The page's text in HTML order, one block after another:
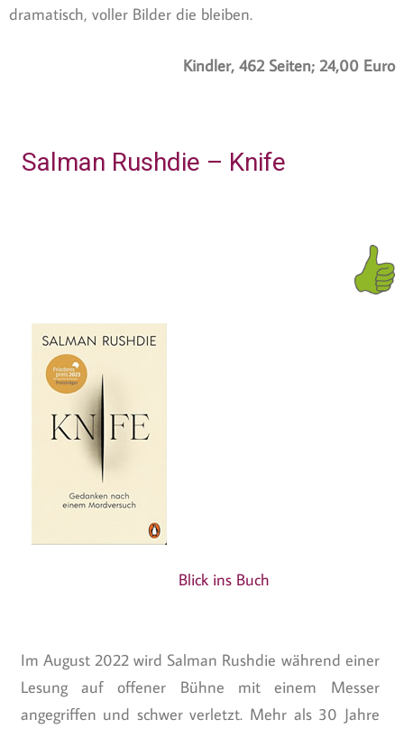
dramatisch, voller Bilder die bleiben.
Kindler, 462 Seiten; 24,00 Euro
Salman Rushdie – Knife
Blick ins Buch
Im August 2022 wird Salman Rushdie während einer
Lesung auf offener Bühne mit einem Messer
angegriffen und schwer verletzt. Mehr als 30 Jahre